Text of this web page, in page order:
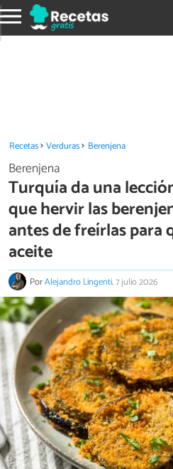
Recetas Verduras Berenjena
Berenjena
Turquía da una
que hervir las
antes de freírlas para
aceite
PorAlejandro Lingenti.7 julio 2026